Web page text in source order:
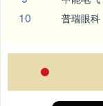
10 普瑞眼科